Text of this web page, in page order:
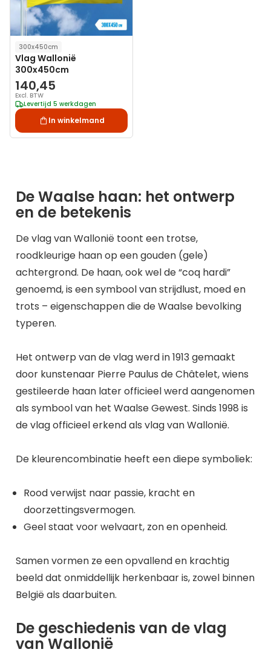
300x450cm
Vlag Wallonië
300x450cm
140,45
Excl. BTW
Levertijd 5 werkdagen
In winkelmand
De Waalse haan: het ontwerp
en de betekenis
De vlag van Wallonië toont een trotse,
roodkleurige haan op een gouden (gele)
achtergrond. De haan, ook wel de “coq hardi”
genoemd, is een symbool van strijdlust, moed en
trots – eigenschappen die de Waalse bevolking
typeren.
Het ontwerp van de vlag werd in 1913 gemaakt
door kunstenaar Pierre Paulus de Châtelet, wiens
gestileerde haan later officieel werd aangenomen
als symbool van het Waalse Gewest. Sinds 1998 is
de vlag officieel erkend als vlag van Wallonië.
De kleurencombinatie heeft een diepe symboliek:
Rood verwijst naar passie, kracht en
doorzettingsvermogen.
Geel staat voor welvaart, zon en openheid.
Samen vormen ze een opvallend en krachtig
beeld dat onmiddellijk herkenbaar is, zowel binnen
België als daarbuiten.
De geschiedenis van de vlag
van Wallonië